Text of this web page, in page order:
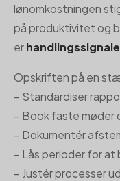
lønomkostningen
på produktivitet og
er
Opskriften på en
– Standardiser
– Book faste møder
– Dokumentér
– Lås perioder for
– Justér processer